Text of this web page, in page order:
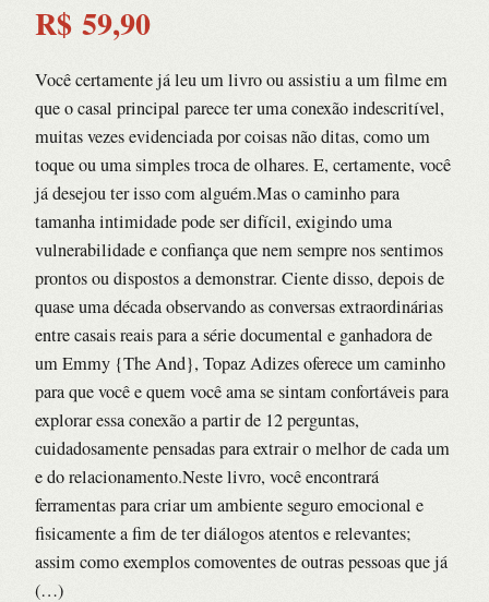
R$ 59,90
Você certamente já leu um livro ou assistiu a um filme em
que o casal principal parece ter uma conexão indescritível,
muitas vezes evidenciada por coisas não ditas, como um
toque ou uma simples troca de olhares. E, certamente, você
já desejou ter isso com alguém.Mas o caminho para
tamanha intimidade pode ser difícil, exigindo uma
vulnerabilidade e confiança que nem sempre nos sentimos
prontos ou dispostos a demonstrar. Ciente disso, depois de
quase uma década observando as conversas extraordinárias
entre casais reais para a série documental e ganhadora de
um Emmy {The And}, Topaz Adizes oferece um caminho
para que você e quem você ama se sintam confortáveis para
explorar essa conexão a partir de 12 perguntas,
cuidadosamente pensadas para extrair o melhor de cada um
e do relacionamento.Neste livro, você encontrará
ferramentas para criar um ambiente seguro emocional e
fisicamente a fim de ter diálogos atentos e relevantes;
assim como exemplos comoventes de outras pessoas que já
(…)